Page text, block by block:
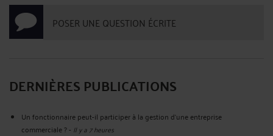
POSER UNE QUESTION ÉCRITE
DERNIÈRES PUBLICATIONS
Un fonctionnaire peut-il participer à la gestion d’une entreprise
commerciale ?- Il y a 7 heures